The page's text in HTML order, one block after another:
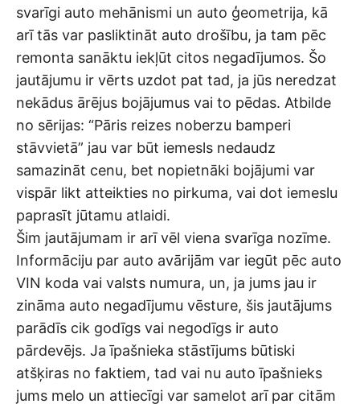
svarīgi auto mehānismi un auto ģeometrija, kā
arī tās var pasliktināt auto drošību, ja tam pēc
remonta sanāktu iekļūt citos negadījumos. Šo
jautājumu ir vērts uzdot pat tad, ja jūs neredzat
nekādus ārējus bojājumus vai to pēdas. Atbilde
no sērijas: “Pāris reizes noberzu bamperi
stāvvietā” jau var būt iemesls nedaudz
samazināt cenu, bet nopietnāki bojājumi var
vispār likt atteikties no pirkuma, vai dot iemeslu
paprasīt jūtamu atlaidi.
Šim jautājumam ir arī vēl viena svarīga nozīme.
Informāciju par auto avārijām var iegūt pēc auto
VIN koda vai valsts numura, un, ja jums jau ir
zināma auto negadījumu vēsture, šis jautājums
parādīs cik godīgs vai negodīgs ir auto
pārdevējs. Ja īpašnieka stāstījums būtiski
atšķiras no faktiem, tad vai nu auto īpašnieks
jums melo un attiecīgi var samelot arī par citām